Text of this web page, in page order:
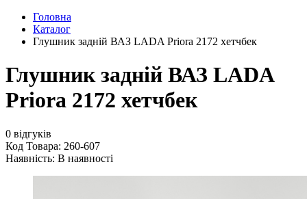
Головна
Каталог
Глушник задній ВАЗ LADA Priora 2172 хетчбек
Глушник задній ВАЗ LADA
Priora 2172 хетчбек
0 відгуків
Код Товара: 260-607
Наявність: В наявності